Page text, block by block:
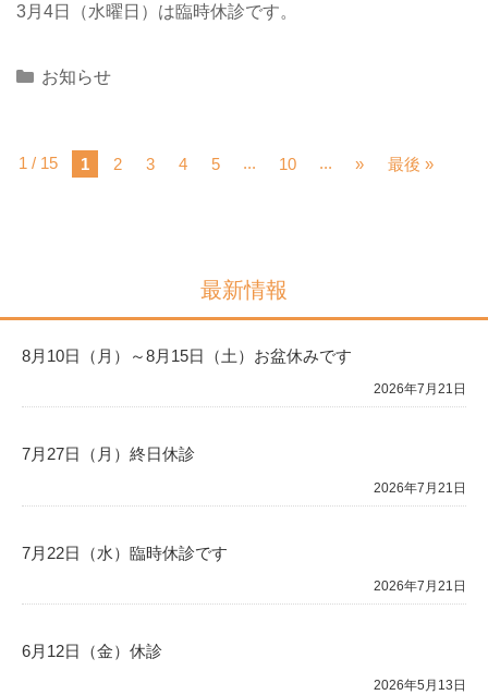
3月4日（水曜日）は臨時休診です。
Categories
お知らせ
1 / 15 1 2 3 4 5 ... 10 ... » 最後 »
最新情報
8月10日（月）～8月15日（土）お盆休みです
2026年7月21日
7月27日（月）終日休診
2026年7月21日
7月22日（水）臨時休診です
2026年7月21日
6月12日（金）休診
2026年5月13日